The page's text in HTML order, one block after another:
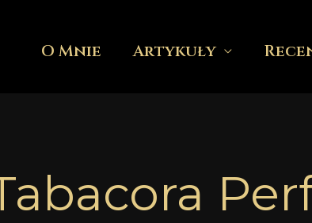
O Mnie Artykuły